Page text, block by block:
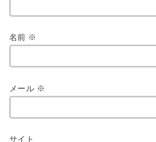
名前 ※
メール ※
サイト